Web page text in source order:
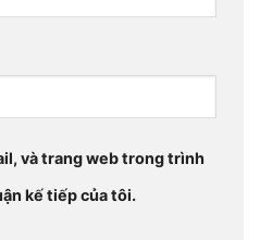
và trang web trong trình
kế tiếp của tôi.